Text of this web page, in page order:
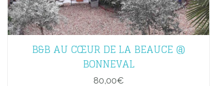
B&B AU CŒUR DE LA BEAUCE @
BONNEVAL
80,00€